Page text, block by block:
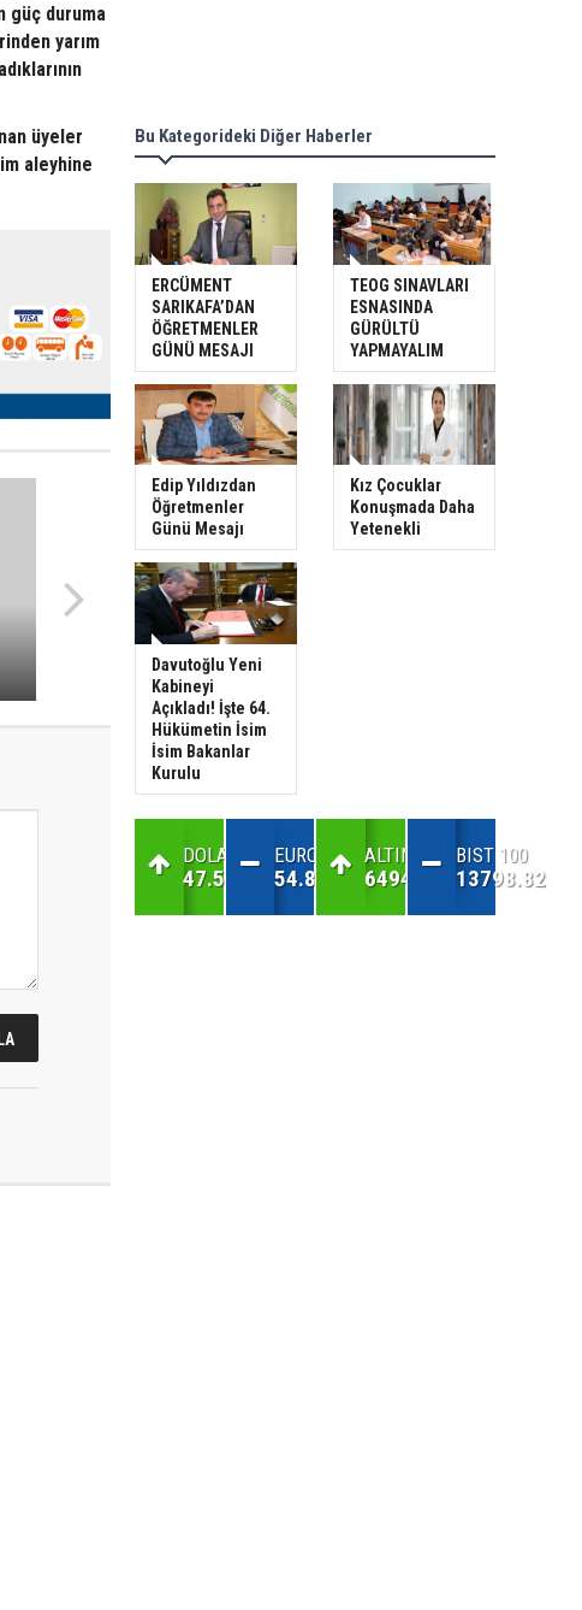
güç duruma
yarım
üyeler
aleyhine
Bu Kategorideki Diğer Haberler
ERCÜMENT
SARIKAFA’DAN
ÖĞRETMENLER
GÜNÜ MESAJI
TEOG SINAVLARI
ESNASINDA
GÜRÜLTÜ
YAPMAYALIM
Edip Yıldızdan
Öğretmenler
Günü Mesajı
Kız Çocuklar
Konuşmada Daha
Yetenekli
Davutoğlu Yeni
Kabineyi
Açıkladı! İşte 64.
Hükümetin İsim
İsim Bakanlar
Kurulu
DOLAR
47.59
EURO
54.81
ALTIN
6494.69
BIST 100
13798.82